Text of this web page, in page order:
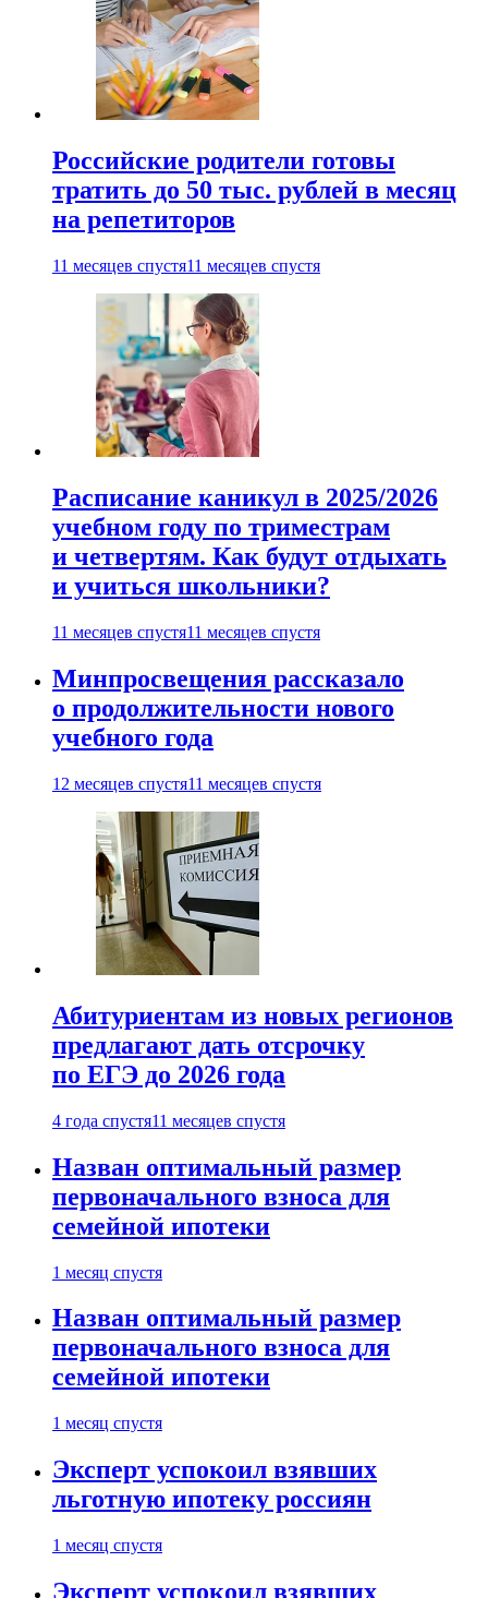
Российские родители готовы
тратить до 50 тыс. рублей в месяц
на репетиторов
11 месяцев спустя11 месяцев спустя
Расписание каникул в 2025/2026
учебном году по триместрам
и четвертям. Как будут отдыхать
и учиться школьники?
11 месяцев спустя11 месяцев спустя
Минпросвещения рассказало
о продолжительности нового
учебного года
12 месяцев спустя11 месяцев спустя
Абитуриентам из новых регионов
предлагают дать отсрочку
по ЕГЭ до 2026 года
4 года спустя11 месяцев спустя
Назван оптимальный размер
первоначального взноса для
семейной ипотеки
1 месяц спустя
Назван оптимальный размер
первоначального взноса для
семейной ипотеки
1 месяц спустя
Эксперт успокоил взявших
льготную ипотеку россиян
1 месяц спустя
Эксперт успокоил взявших